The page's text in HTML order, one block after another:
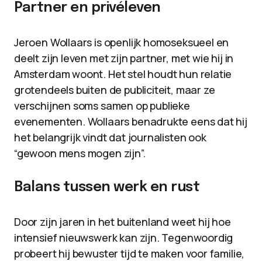
Partner en privéleven
Jeroen Wollaars is openlijk homoseksueel en
deelt zijn leven met zijn partner, met wie hij in
Amsterdam woont. Het stel houdt hun relatie
grotendeels buiten de publiciteit, maar ze
verschijnen soms samen op publieke
evenementen. Wollaars benadrukte eens dat hij
het belangrijk vindt dat journalisten ook
“gewoon mens mogen zijn”.
Balans tussen werk en rust
Door zijn jaren in het buitenland weet hij hoe
intensief nieuwswerk kan zijn. Tegenwoordig
probeert hij bewuster tijd te maken voor familie,